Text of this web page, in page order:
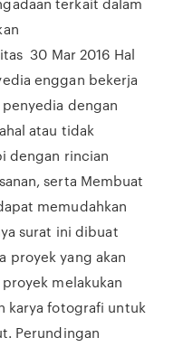
30 Mar 2016 Hal
enggan bekerja
dengan
atau tidak
dengan rincian
serta Membuat
memudahkan
surat ini dibuat
proyek yang akan
melakukan
karya fotografi untuk
Perundingan